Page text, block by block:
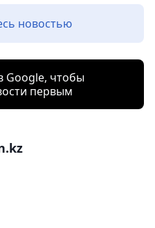
новостью
Google, чтобы
первым